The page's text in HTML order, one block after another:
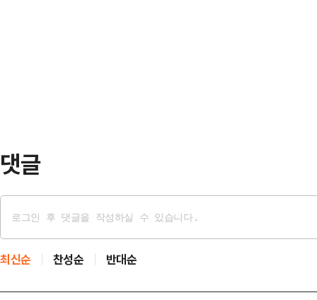
댓글
최신순 찬성순 반대순